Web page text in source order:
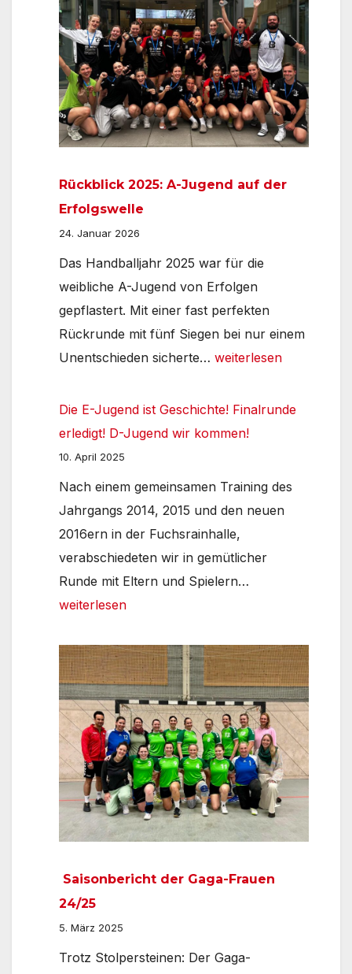
Rückblick 2025: A-Jugend auf der
Erfolgswelle
24. Januar 2026
Das Handballjahr 2025 war für die
weibliche A-Jugend von Erfolgen
gepflastert. Mit einer fast perfekten
Rückrunde mit fünf Siegen bei nur einem
Unentschieden sicherte… Rückblick
A-
Jugend
Erfolgswelle
weiterlesen
Die E-Jugend ist Geschichte! Finalrunde
erledigt! D-Jugend wir kommen!
10. April 2025
Nach einem gemeinsamen Training des
Jahrgangs 2014, 2015 und den neuen
2016ern in der Fuchsrainhalle,
verabschiedeten wir in gemütlicher
Runde mit Eltern und Spielern…
ist
Geschichte!
Finalrunde
erledigt!
D-
Jugend
wir
kommen!
weiterlesen
Saisonbericht der Gaga-Frauen
24/25
5. März 2025
Trotz Stolpersteinen: Der Gaga-